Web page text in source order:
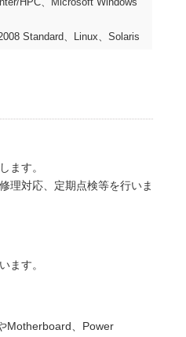
Standard、Linux、Solaris
ます。
理対応、定期点検等を行いま
ます。
Motherboard、Power